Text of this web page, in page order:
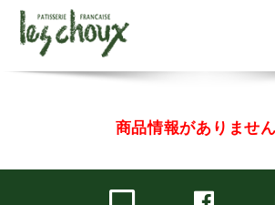
商品情報がありません